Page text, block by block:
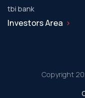
tbi bank
Investors Area
Copyright